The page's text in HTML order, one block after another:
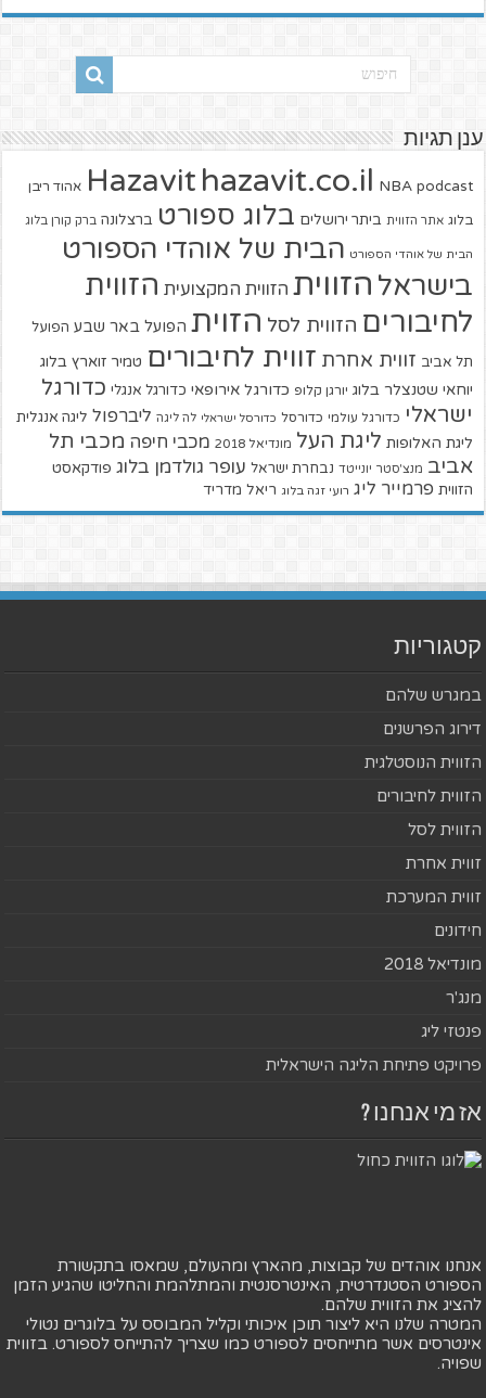
ענן תגיות
Hazavit hazavit.co.il NBA podcast אהוד ריבן
בלוג אתר הזווית ביתר ירושלים בלוג ספורט ברצלונה ברק קורן בלוג
הבית של אוהדי הספורט הבית של אוהדי הספורט
בישראל הזווית הזווית המקצועית הזווית
לחיבורים הזווית לסל הזוית הפועל באר שבע הפועל
תל אביב זווית אחרת זווית לחיבורים טמיר זוארץ בלוג
יוחאי שטנצלר בלוג יורגן קלופ כדורגל אירופאי כדורגל אנגלי כדורגל
ישראלי כדורגל עולמי כדורסל כדורסל ישראלי לה ליגה ליברפול ליגה אנגלית
ליגת האלופות ליגת העל מונדיאל 2018 מכבי חיפה מכבי תל
אביב מנצ'סטר יונייטד נבחרת ישראל עופר גולדמן בלוג פודקאסט
הזווית פרמייר ליג רועי זגה בלוג ריאל מדריד
קטגוריות
במגרש שלהם
דירוג הפרשנים
הזווית הנוסטלגית
הזווית לחיבורים
הזווית לסל
זווית אחרת
זווית המערכת
חידונים
מונדיאל 2018
מנג'ר
פנטזי ליג
פרויקט פתיחת הליגה הישראלית
אז מי אנחנו ?
אנחנו אוהדים של קבוצות, מהארץ ומהעולם, שמאסו בתקשורת
הספורט הסטנדרטית, האינטרסנטית והמתלהמת והחליטו שהגיע הזמן
להציג את הזווית שלהם.
המטרה שלנו היא ליצור תוכן איכותי וקליל המבוסס על בלוגרים נטולי
אינטרסים אשר מתייחסים לספורט כמו שצריך להתייחס לספורט. בזווית
שפויה.